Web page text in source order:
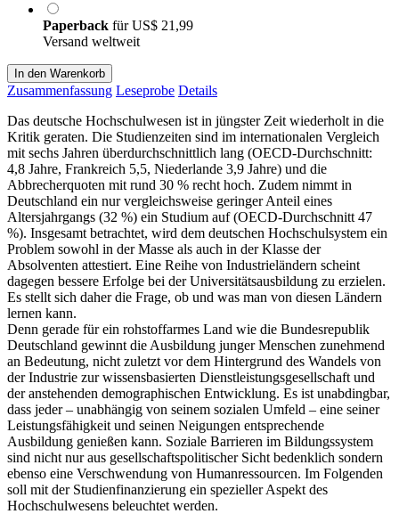
Paperback fürUS$ 21,99
Versand weltweit
In den Warenkorb
Zusammenfassung Leseprobe Details
Das deutsche Hochschulwesen ist in jüngster Zeit wiederholt in die
Kritik geraten. Die Studienzeiten sind im internationalen Vergleich
mit sechs Jahren überdurchschnittlich lang (OECD-Durchschnitt:
4,8 Jahre, Frankreich 5,5, Niederlande 3,9 Jahre) und die
Abbrecherquoten mit rund 30 % recht hoch. Zudem nimmt in
Deutschland ein nur vergleichsweise geringer Anteil eines
Altersjahrgangs (32 %) ein Studium auf (OECD-Durchschnitt 47
%). Insgesamt betrachtet, wird dem deutschen Hochschulsystem ein
Problem sowohl in der Masse als auch in der Klasse der
Absolventen attestiert. Eine Reihe von Industrieländern scheint
dagegen bessere Erfolge bei der Universitätsausbildung zu erzielen.
Es stellt sich daher die Frage, ob und was man von diesen Ländern
lernen kann.
Denn gerade für ein rohstoffarmes Land wie die Bundesrepublik
Deutschland gewinnt die Ausbildung junger Menschen zunehmend
an Bedeutung, nicht zuletzt vor dem Hintergrund des Wandels von
der Industrie zur wissensbasierten Dienstleistungsgesellschaft und
der anstehenden demographischen Entwicklung. Es ist unabdingbar,
dass jeder – unabhängig von seinem sozialen Umfeld – eine seiner
Leistungsfähigkeit und seinen Neigungen entsprechende
Ausbildung genießen kann. Soziale Barrieren im Bildungssystem
sind nicht nur aus gesellschaftspolitischer Sicht bedenklich sondern
ebenso eine Verschwendung von Humanressourcen. Im Folgenden
soll mit der Studienfinanzierung ein spezieller Aspekt des
Hochschulwesens beleuchtet werden.